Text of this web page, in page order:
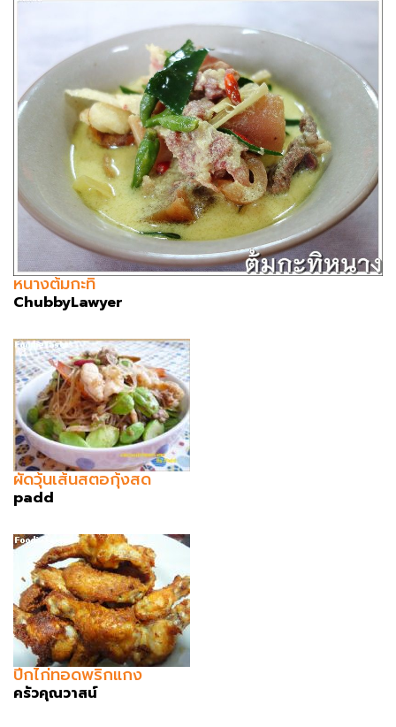
หนางต้มกะทิ
ChubbyLawyer
ผัดวุ้นเส้นสตอกุ้งสด
padd
ปีกไก่ทอดพริกแกง
ครัวคุณวาสน์